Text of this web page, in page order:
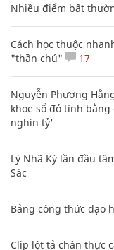
Nhiều điểm bất
Cách học thuộc
"thần chú"
17
Nguyễn Phương
khoe sổ đỏ tính
nghìn tỷ'
Lý Nhã Kỳ lần đầu
Sác
Bảng công thức đạo
Clip lột tả chân thực